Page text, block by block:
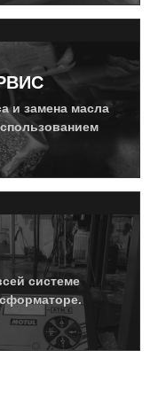
и замена масла
системе